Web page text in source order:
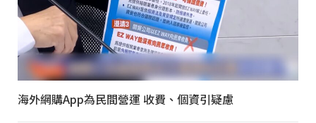
海外網購App為民間營運 收費、個資引疑慮